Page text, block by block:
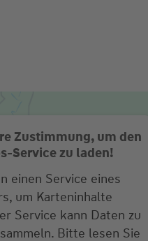
Zustimmung, um den
Service zu laden!
einen Service eines
um Karteninhalte
Service kann Daten zu
Bitte lesen Sie